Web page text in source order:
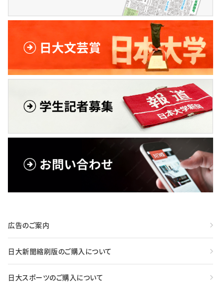
広告のご案内
日大新聞縮刷版のご購入について
日大スポーツのご購入について